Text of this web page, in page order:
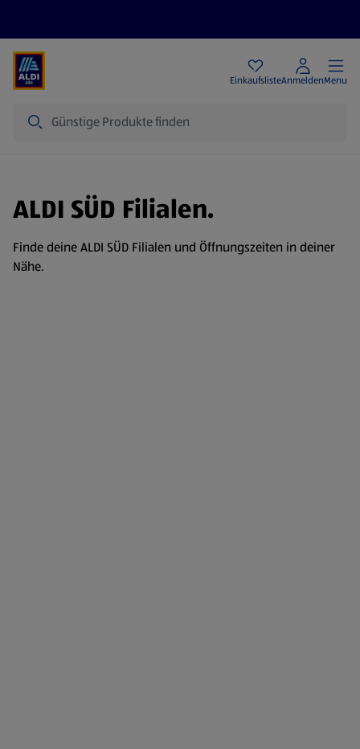
EinkaufslisteAnmeldenMenu
ALDI SÜD Filialen.
Finde deine ALDI SÜD Filialen und Öffnungszeiten in deiner
Nähe.